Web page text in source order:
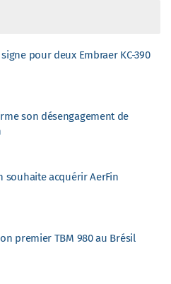
pour deux Embraer KC-390
son désengagement de
souhaite acquérir AerFin
premier TBM 980 au Brésil